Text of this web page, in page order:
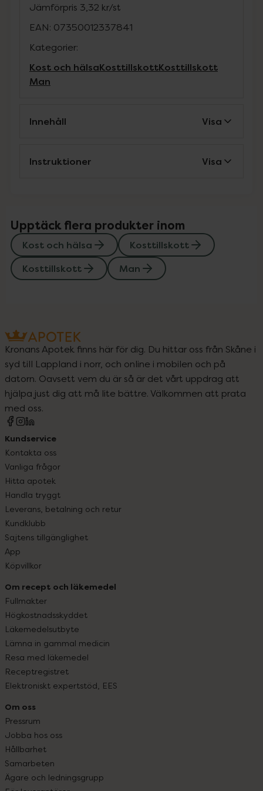
Jämförpris 3,32 kr/st
EAN: 07350012337841
Kategorier:
Kost och hälsaKosttillskottKosttillskott
Man
Innehåll Visa
Instruktioner Visa
Upptäck flera produkter inom
Kost och hälsa
Kosttillskott
Kosttillskott
Man
Kronans Apotek finns här för dig. Du hittar oss från Skåne i
syd till Lappland i norr, och online i mobilen och på
datorn. Oavsett vem du är så är det vårt uppdrag att
hjälpa just dig att må lite bättre. Välkommen att prata
med oss.
Kundservice
Kontakta oss
Vanliga frågor
Hitta apotek
Handla tryggt
Leverans, betalning och retur
Kundklubb
Sajtens tillgänglighet
App
Köpvillkor
Om recept och läkemedel
Fullmakter
Högkostnadsskyddet
Läkemedelsutbyte
Lämna in gammal medicin
Resa med läkemedel
Receptregistret
Elektroniskt expertstöd, EES
Om oss
Pressrum
Jobba hos oss
Hållbarhet
Samarbeten
Ägare och ledningsgrupp